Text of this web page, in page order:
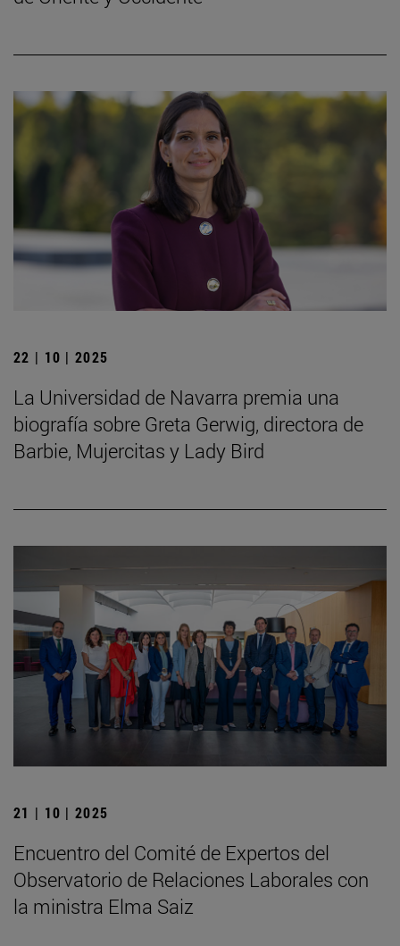
22 | 10 | 2025
La Universidad de Navarra premia una
biografía sobre Greta Gerwig, directora de
Barbie, Mujercitas y Lady Bird
21 | 10 | 2025
Encuentro del Comité de Expertos del
Observatorio de Relaciones Laborales con
la ministra Elma Saiz